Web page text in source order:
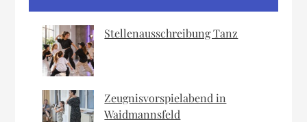
Stellenausschreibung Tanz
Zeugnisvorspielabend in
Waidmannsfeld